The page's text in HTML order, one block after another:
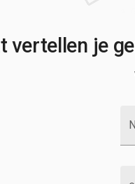
vertellen je